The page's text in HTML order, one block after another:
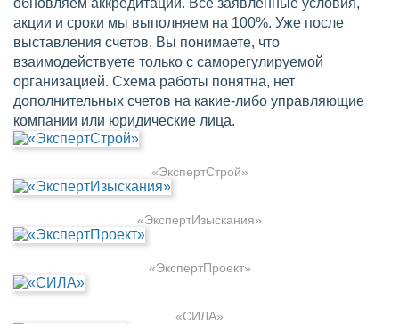
обновляем аккредитации. Все заявленные условия,
акции и сроки мы выполняем на 100%. Уже после
выставления счетов, Вы понимаете, что
взаимодействуете только с саморегулируемой
организацией. Схема работы понятна, нет
дополнительных счетов на какие-либо управляющие
компании или юридические лица.
«ЭкспертСтрой»
«ЭкспертИзыскания»
«ЭкспертПроект»
«СИЛА»